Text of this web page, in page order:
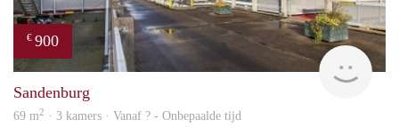
€ 900
Sandenburg
69 m2 · 3 kamers · Vanaf ? - Onbepaalde tijd